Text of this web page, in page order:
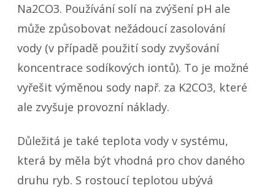
Na2CO3. Používání solí na zvýšení pH ale
může způsobovat nežádoucí zasolování
vody (v případě použití sody zvyšování
koncentrace sodíkových iontů). To je možné
vyřešit výměnou sody např. za K2CO3, které
ale zvyšuje provozní náklady.
Důležitá je také teplota vody v systému,
která by měla být vhodná pro chov daného
druhu ryb. S rostoucí teplotou ubývá